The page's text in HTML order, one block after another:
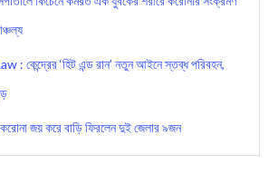
কেন্দ্রের ‘হিট এন্ড রান’ নতুন আইনে স্তব্ধ পরিবহন,
জয় করে বাড়ি ফিরলেন দুই জেলার ৯জন